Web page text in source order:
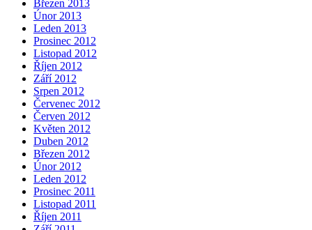
Březen 2013
Únor 2013
Leden 2013
Prosinec 2012
Listopad 2012
Říjen 2012
Září 2012
Srpen 2012
Červenec 2012
Červen 2012
Květen 2012
Duben 2012
Březen 2012
Únor 2012
Leden 2012
Prosinec 2011
Listopad 2011
Říjen 2011